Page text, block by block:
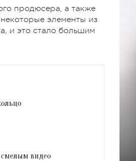
продюсера, а также
элементы из
и это стало большим
смелым видео